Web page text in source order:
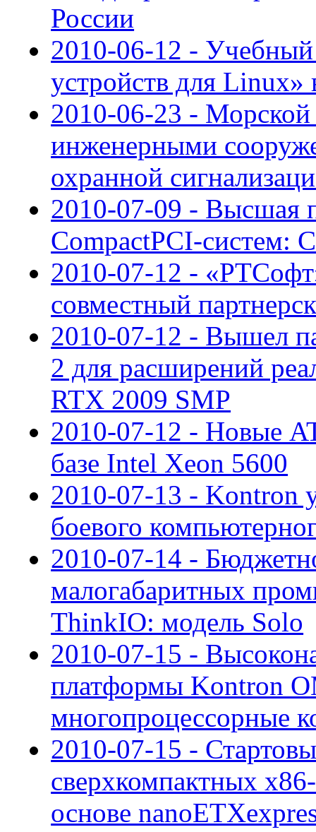
России
2010-06-12 - Учебный
устройств для Linux»
2010-06-23 -
инженерными
охранной
2010-07-09 - Высшая
CompactPCI-систем:
2010-07-12 -
совместный
2010-07-12 - Вышел
2 для расширений
RTX 2009 SMP
2010-07-12 - Новые
базе Intel Xeon 5600
2010-07-13 - Kontron
боевого
2010-07-14 -
малогабаритных
ThinkIO: модель Solo
2010-07-15 -
платформы Kontron
многопроцессорные
2010-07-15 -
сверхкомпактных
основе